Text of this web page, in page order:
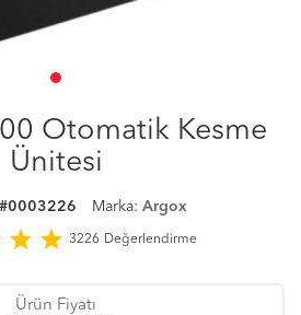
Otomatik Kesme
Ünitesi
#0003226 Marka: Argox
star star 3226 Değerlendirme
Ürün Fiyatı